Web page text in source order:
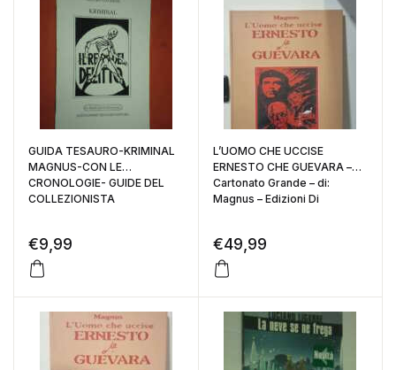
GUIDA TESAURO-KRIMINAL
MAGNUS-CON LE
CRONOLOGIE- GUIDE DEL
COLLEZIONISTA
€9,99
L’UOMO CHE UCCISE
ERNESTO CHE GUEVARA –
Cartonato Grande – di:
Magnus – Edizioni Di
€49,99